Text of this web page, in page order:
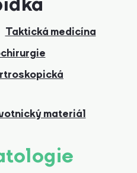
Taktická medicína
materiál